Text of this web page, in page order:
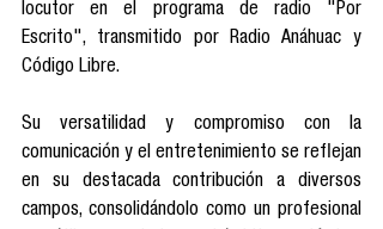
locutor en el programa de radio "Por
Escrito", transmitido por Radio Anáhuac y
Código Libre.
Su versatilidad y compromiso con la
comunicación y el entretenimiento se reflejan
en su destacada contribución a diversos
campos, consolidándolo como un profesional